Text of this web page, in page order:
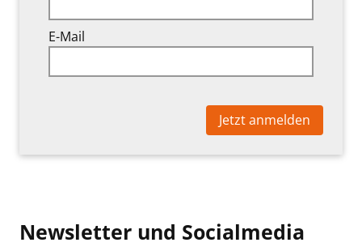
E-Mail
Jetzt anmelden
Newsletter und Socialmedia